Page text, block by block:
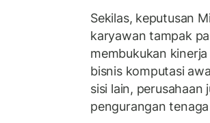
Sekilas, keputusan
karyawan tampak
membukukan
bisnis komputasi
sisi lain, perusahaan
pengurangan